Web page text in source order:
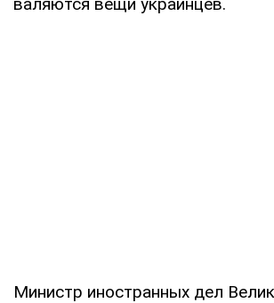
Министр иностранных дел